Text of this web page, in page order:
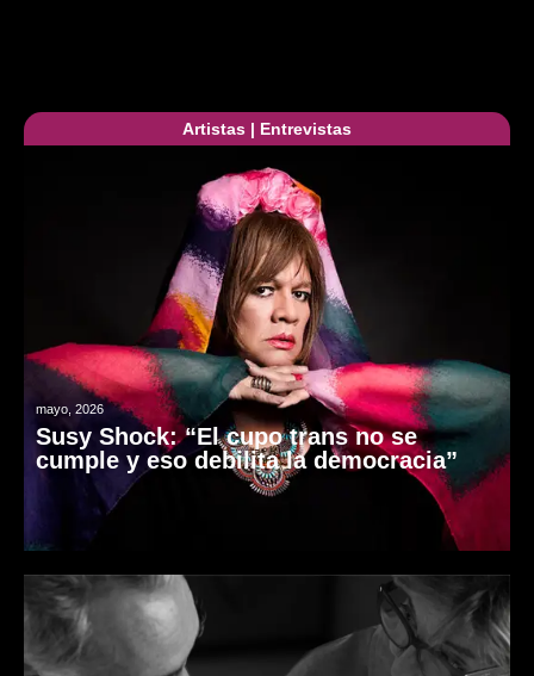
Artistas | Entrevistas
mayo, 2026
Susy Shock: “El cupo trans no se
cumple y eso debilita la democracia”